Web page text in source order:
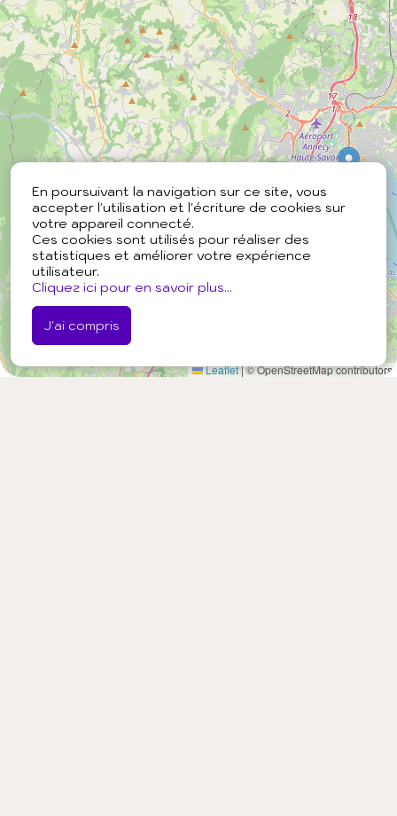
En poursuivant la navigation sur ce site, vous
accepter l'utilisation et l'écriture de cookies sur
votre appareil connecté.
Ces cookies sont utilisés pour réaliser des
statistiques et améliorer votre expérience
utilisateur.
Cliquez ici pour en savoir plus...
J'ai compris
Leaflet|© OpenStreetMap contributors